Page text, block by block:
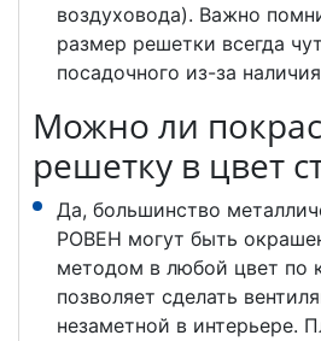
воздуховода). Важно
размер решетки всегда
посадочного из-за
Можно ли
решетку в цвет
Да, большинство
РОВЕН могут быть
методом в любой цвет по
позволяет сделать
незаметной в интерьере.